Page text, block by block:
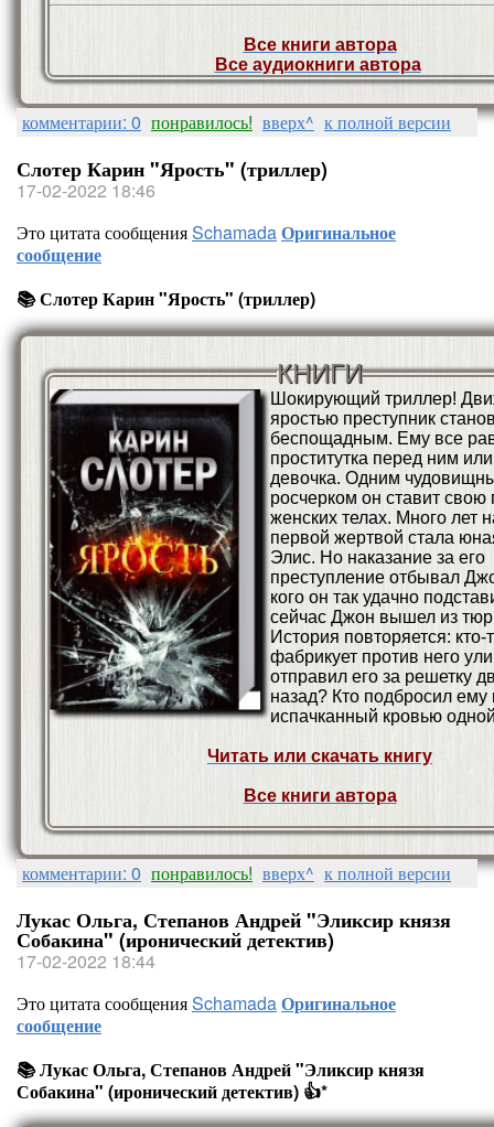
Все книги автора
Все аудиокниги автора
комментарии: 0 понравилось! вверх^ к полной версии
Слотер Карин "Ярость" (триллер)
17-02-2022 18:46
Это цитата сообщенияSchamadaОригинальное
сообщение
📚 Слотер Карин "Ярость" (триллер)
КНИГИ
Шокирующий триллер!
яростью преступник
беспощадным. Ему все
проститутка перед ним
девочка. Одним
росчерком он ставит свою
женских телах. Много лет
первой жертвой стала
Элис. Но наказание за его
преступление отбывал
кого он так удачно
сейчас Джон вышел из
История повторяется: кто-
фабрикует против него
отправил его за решетку
назад? Кто подбросил ему
испачканный кровью
Читать или скачать книгу
Все книги автора
комментарии: 0 понравилось! вверх^ к полной версии
Лукас Ольга, Степанов Андрей "Эликсир князя
Собакина" (иронический детектив)
17-02-2022 18:44
Это цитата сообщенияSchamadaОригинальное
сообщение
📚 Лукас Ольга, Степанов Андрей "Эликсир князя
Собакина" (иронический детектив) 👍*